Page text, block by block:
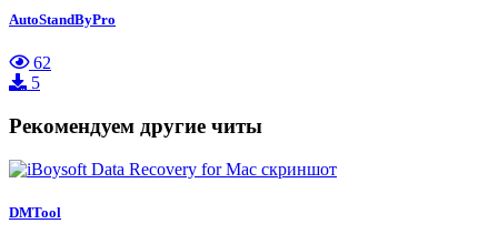
AutoStandByPro
62
5
Рекомендуем другие читы
DMTool